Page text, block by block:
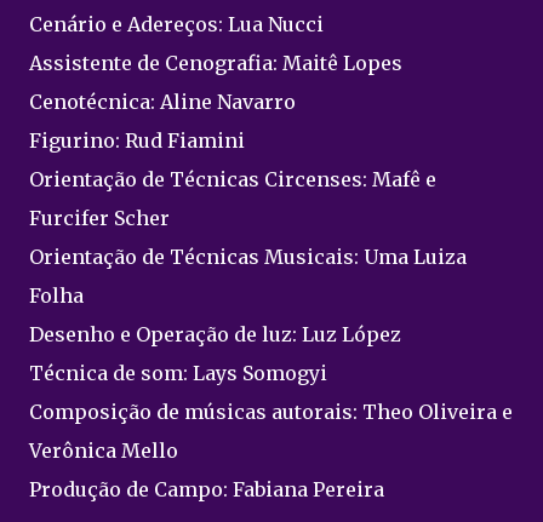
Cenário e Adereços: Lua Nucci
Assistente de Cenografia: Maitê Lopes
Cenotécnica: Aline Navarro
Figurino: Rud Fiamini
Orientação de Técnicas Circenses: Mafê e
Furcifer Scher
Orientação de Técnicas Musicais: Uma Luiza
Folha
Desenho e Operação de luz: Luz López
Técnica de som: Lays Somogyi
Composição de músicas autorais: Theo Oliveira e
Verônica Mello
Produção de Campo: Fabiana Pereira